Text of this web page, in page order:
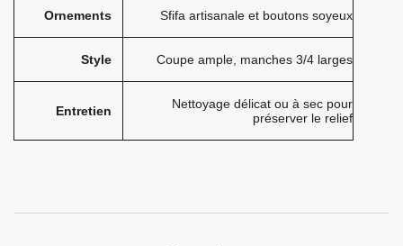
Ornements Sfifa artisanale et boutons soyeux
Style Coupe ample, manches 3/4 larges
Entretien
Nettoyage délicat ou à sec pour
préserver le relief